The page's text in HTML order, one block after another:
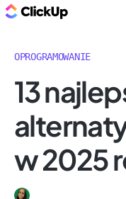
OPROGRAMOWANIE
13
w 2025